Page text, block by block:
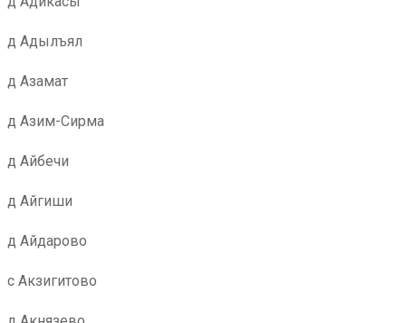
д Адылъял
д Азамат
д Азим-Сирма
д Айбечи
д Айгиши
д Айдарово
с Акзигитово